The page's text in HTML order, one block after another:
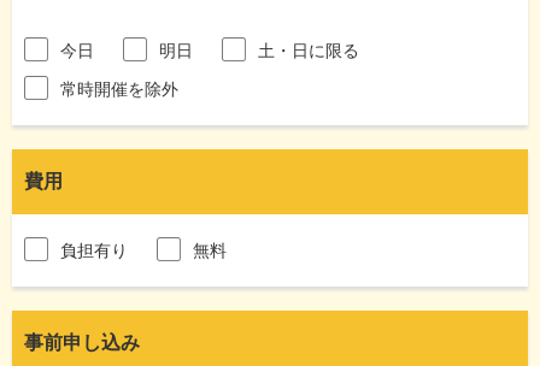
今日 明日
土・日に限る
常時開催を除外
費用
負担有り 無料
事前申し込み